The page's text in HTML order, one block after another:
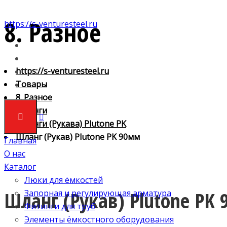
https://s-venturesteel.ru
Главная
О нас
Каталог
Люки для ёмкостей
Запорная и регулирующая арматура
Фитинги для труб
Элементы ёмкостного оборудования
8. Разное
https://s-venturesteel.ru
Товары
8. Разное
Шланги
Шланги (Рукава) Plutone PK
Шланг (Рукав) Plutone PK 90мм
Шланг (Рукав) Plutone